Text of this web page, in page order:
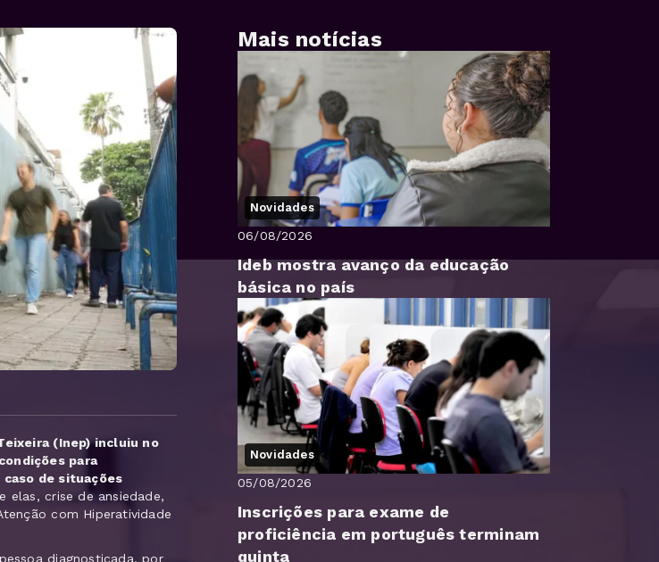
(Inep) incluiu no
para
caso de situações
elas, crise de ansiedade,
com Hiperatividade
diagnosticada, por
Mais notícias
Novidades
06/08/2026
Ideb mostra avanço da educação
básica no país
Novidades
05/08/2026
Inscrições para exame de
proficiência em português terminam
quinta